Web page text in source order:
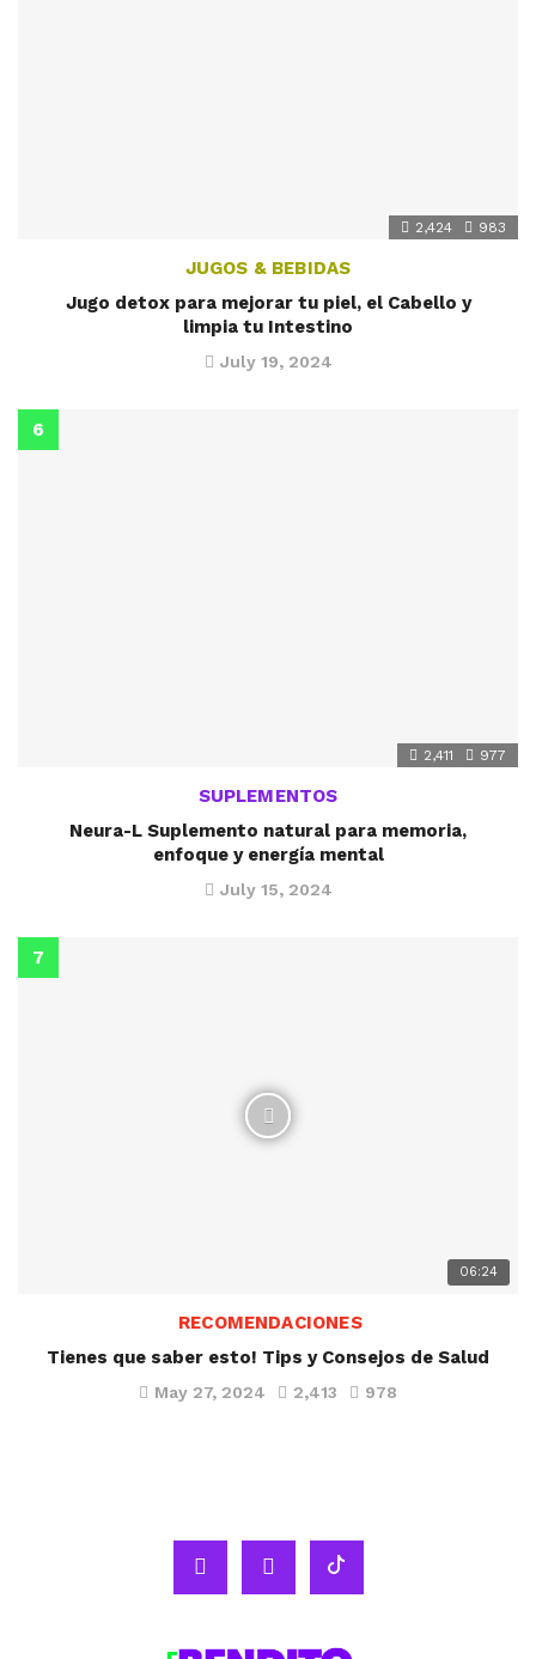
2,424 983
JUGOS & BEBIDAS
Jugo detox para mejorar tu piel, el Cabello y
limpia tu Intestino
July 19, 2024
2,411 977
SUPLEMENTOS
Neura-L Suplemento natural para memoria,
enfoque y energía mental
July 15, 2024
06:24
RECOMENDACIONES
Tienes que saber esto! Tips y Consejos de Salud
May 27, 2024 2,413 978